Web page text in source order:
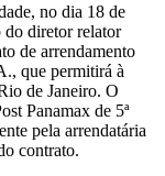
no dia 18 de
do diretor relator
de arrendamento
que permitirá à
de Janeiro. O
Panamax de 5ª
pela arrendatária
contrato.